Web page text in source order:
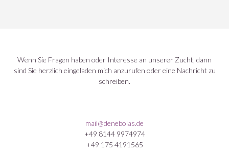
Wenn Sie Fragen haben oder Interesse an unserer Zucht, dann
sind Sie herzlich eingeladen mich anzurufen oder eine Nachricht zu
schreiben.
mail@denebolas.de
+49 8144 9974974
+49 175 4191565